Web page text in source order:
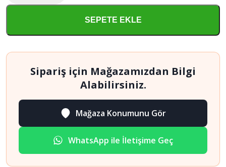
Şifonyer
SEPETE EKLE
Sipariş için Mağazamızdan Bilgi
Alabilirsiniz.
Mağaza Konumunu Gör
WhatsApp ile İletişime Geç